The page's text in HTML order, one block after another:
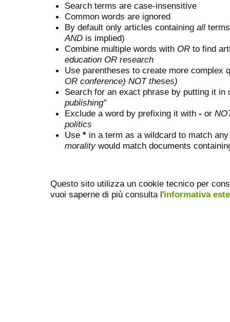
Search terms are case-insensitive
Common words are ignored
By default only articles containing all
AND is implied)
Combine multiple words with OR to find
education OR research
Use parentheses to create more complex
OR conference) NOT theses)
Search for an exact phrase by putting it
publishing"
Exclude a word by prefixing it with - or
politics
Use * in a term as a wildcard to match
moralitywould match documents
Questo sito utilizza un cookie tecnico per
vuoi saperne di più consulta l'informativa